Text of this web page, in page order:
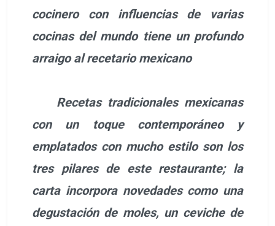
cocinero con influencias de varias
cocinas del mundo tiene un profundo
arraigo al recetario mexicano
Recetas tradicionales mexicanas
con un toque contemporáneo y
emplatados con mucho estilo son los
tres pilares de este restaurante; la
carta incorpora novedades como una
degustación de moles, un ceviche de